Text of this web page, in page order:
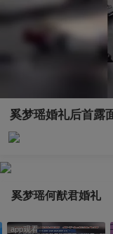
奚梦瑶何猷君婚礼
app观看